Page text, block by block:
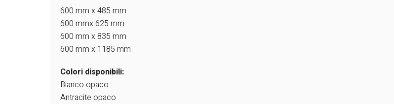
600 mm x 485 mm
600 mmx 625 mm
600 mm x 835 mm
600 mm x 1185 mm
Colori disponibili:
Bianco opaco
Antracite opaco